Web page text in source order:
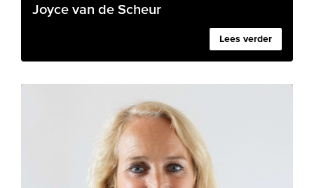
Joyce van de Scheur
Lees verder